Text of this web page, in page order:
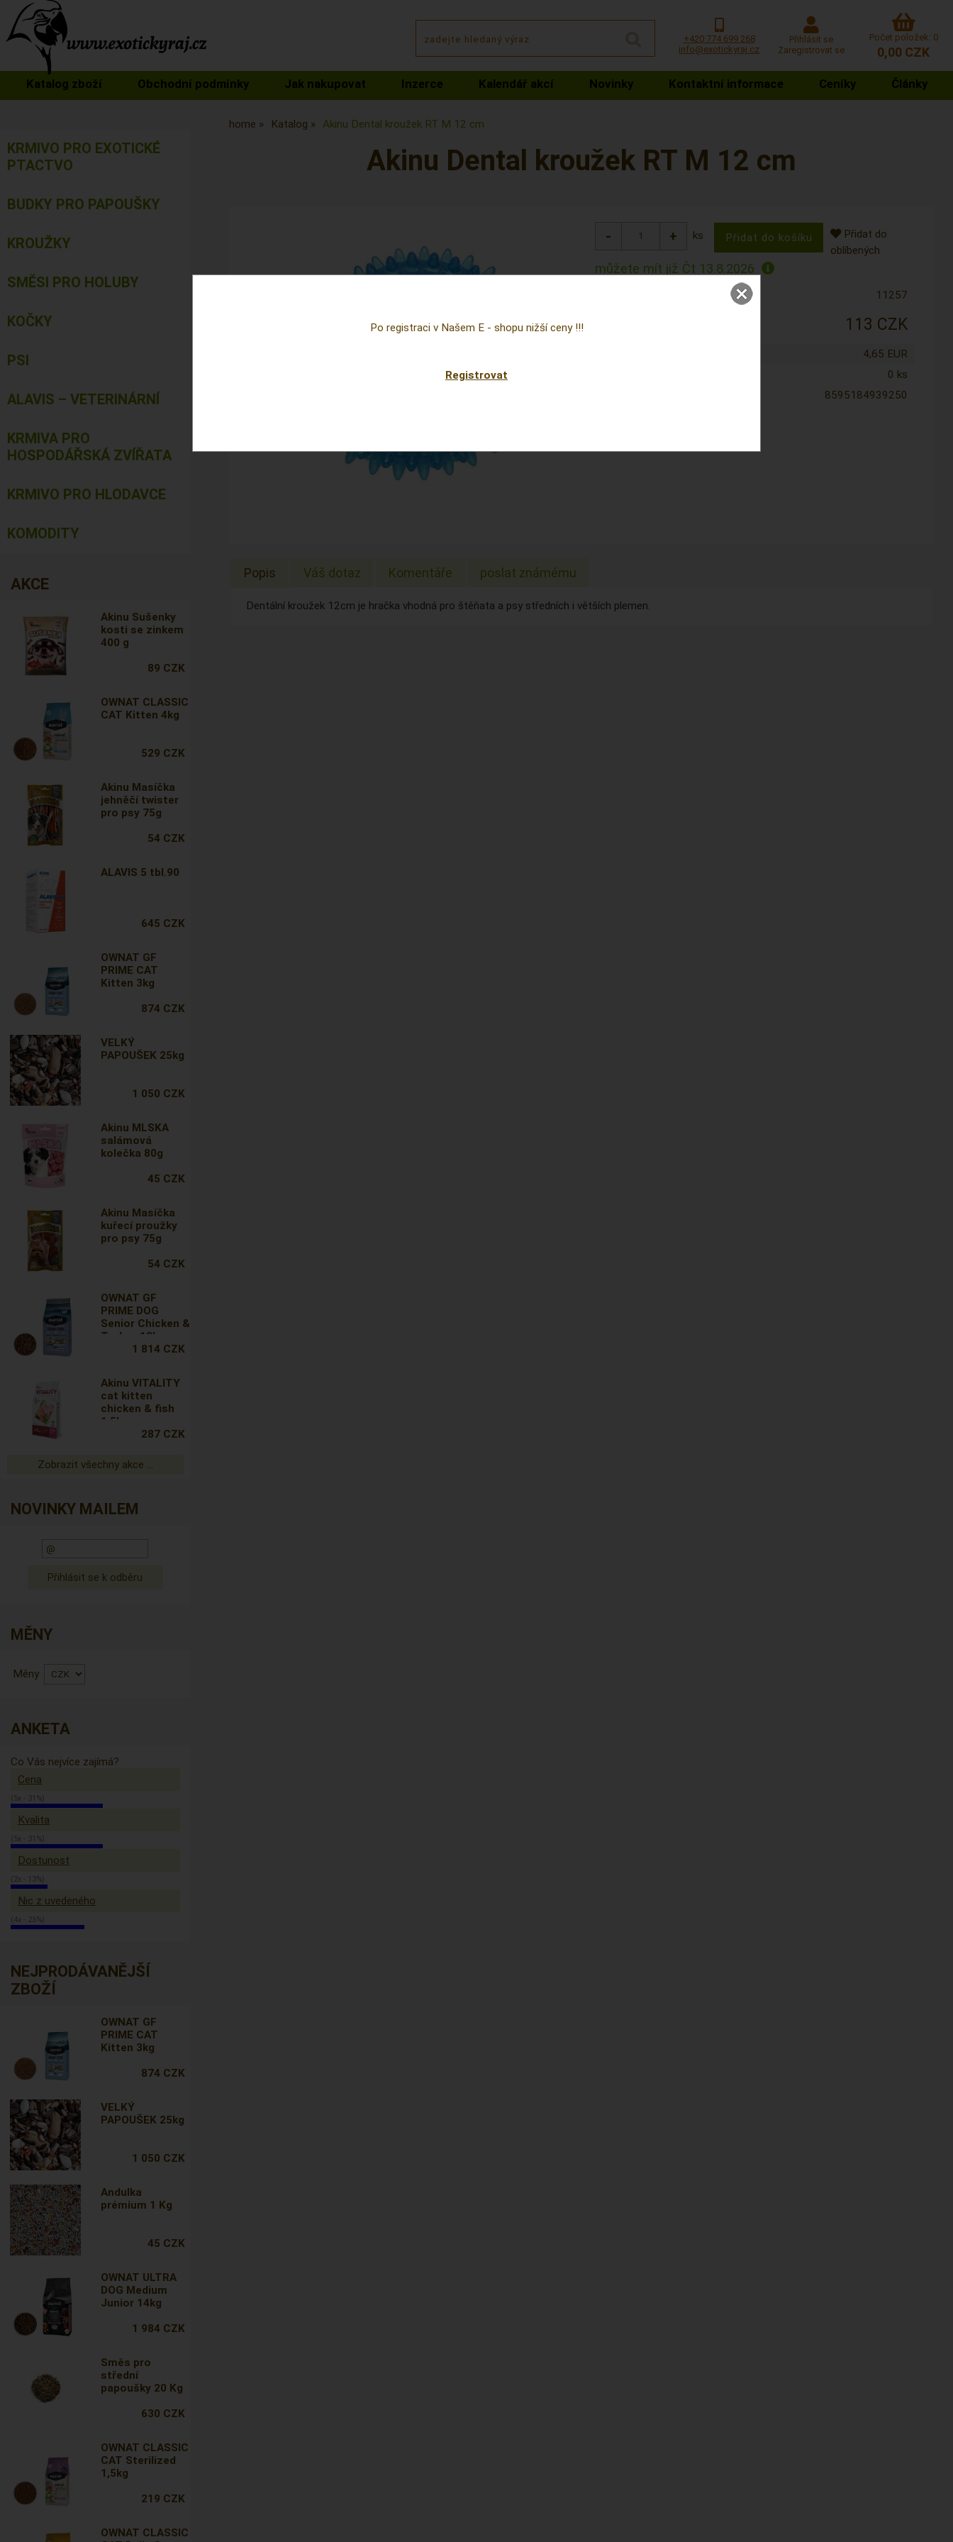
+420 774 699 268
info@exotickyraj.cz
Přihlásit se
Zaregistrovat se
Počet položek: 0
0,00 CZK
Katalog zboží Obchodní podmínky Jak nakupovat Inzerce Kalendář akcí Novinky Kontaktní informace Ceníky Články
home Katalog Akinu Dental kroužek RT M 12 cm
Akinu Dental kroužek RT M 12 cm
ks
Přidat do
oblíbených
můžete mít již Čt 13.8.2026
11257
113 CZK
4,65 EUR
0 ks
8595184939250
Popis Váš dotaz Komentáře poslat známému
Dentální kroužek 12cm je hračka vhodná pro štěňata a psy středních i větších plemen.
KRMIVO PRO EXOTICKÉ
PTACTVO
BUDKY PRO PAPOUŠKY
KROUŽKY
SMĚSI PRO HOLUBY
KOČKY
PSI
ALAVIS – VETERINÁRNÍ
KRMIVA PRO
HOSPODÁŘSKÁ ZVÍŘATA
KRMIVO PRO HLODAVCE
KOMODITY
AKCE
Akinu Sušenky
kosti se zinkem
400 g
89 CZK
OWNAT CLASSIC
CAT Kitten 4kg
529 CZK
Akinu Masíčka
jehněčí twister
pro psy 75g
54 CZK
ALAVIS 5 tbl.90
645 CZK
OWNAT GF
PRIME CAT
Kitten 3kg
874 CZK
VELKÝ
PAPOUŠEK 25kg
1 050 CZK
Akinu MLSKA
salámová
kolečka 80g
45 CZK
Akinu Masíčka
kuřecí proužky
pro psy 75g
54 CZK
OWNAT GF
PRIME DOG
Senior Chicken &
Turkey 12kg
1 814 CZK
Akinu VITALITY
cat kitten
chicken & fish
1,5kg
287 CZK
Zobrazit všechny akce ...
NOVINKY MAILEM
MĚNY
Měny
ANKETA
Co Vás nejvíce zajímá?
Cena
(5x - 31%)
Kvalita
(5x - 31%)
Dostunost
(2x - 13%)
Nic z uvedeného
(4x - 25%)
NEJPRODÁVANĚJŠÍ
ZBOŽÍ
OWNAT GF
PRIME CAT
Kitten 3kg
874 CZK
VELKÝ
PAPOUŠEK 25kg
1 050 CZK
Andulka
prémium 1 Kg
45 CZK
OWNAT ULTRA
DOG Medium
Junior 14kg
1 984 CZK
Směs pro
střední
papoušky 20 Kg
630 CZK
OWNAT CLASSIC
CAT Sterilized
1,5kg
219 CZK
OWNAT CLASSIC
Po registraci v Našem E - shopu nižší ceny !!!
Registrovat